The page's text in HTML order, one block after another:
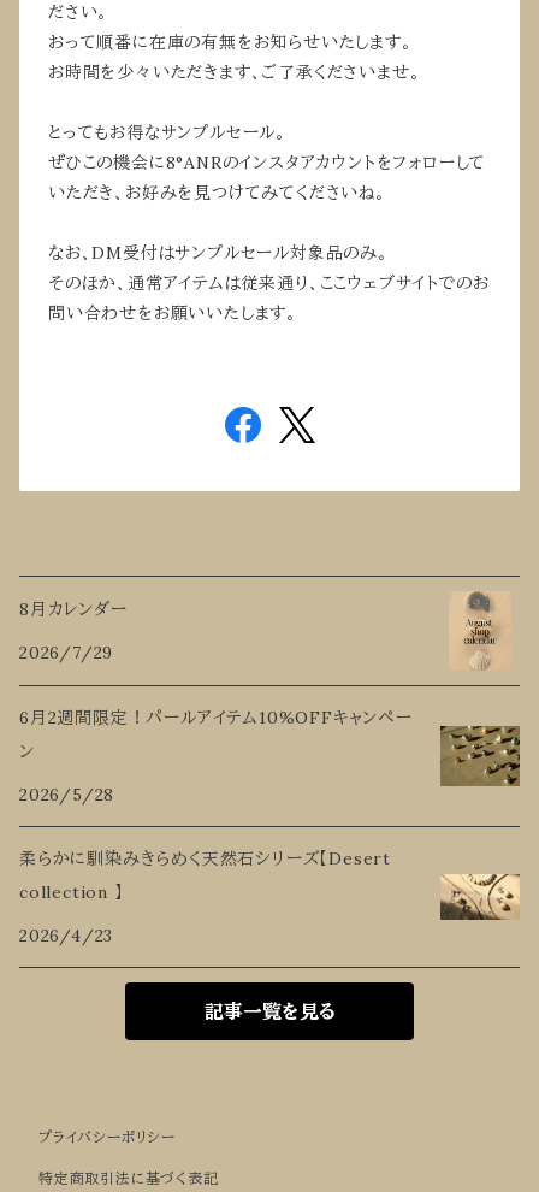
ださい。
おって順番に在庫の有無をお知らせいたします。
お時間を少々いただきます、ご了承くださいませ。
とってもお得なサンプルセール。
ぜひこの機会に8°ANRのインスタアカウントをフォローして
いただき、お好みを見つけてみてくださいね。
なお、DM受付はサンプルセール対象品のみ。
そのほか、通常アイテムは従来通り、ここウェブサイトでのお
問い合わせをお願いいたします。
8月カレンダー
2026/7/29
6月2週間限定！パールアイテム10%OFFキャンペー
ン
2026/5/28
柔らかに馴染みきらめく天然石シリーズ【Desert
collection 】
2026/4/23
記事一覧を見る
プライバシーポリシー
特定商取引法に基づく表記